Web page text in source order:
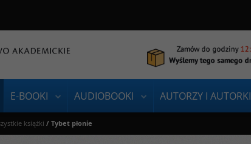
E-BOOKI AUDIOBOOKI AUTORZY I AUTORKI
książki / Tybet płonie